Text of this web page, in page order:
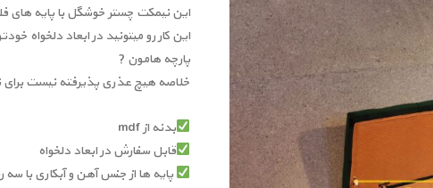
این نیمکت چستر خوشگل با پایه های
این کار رو میتونید در ابعاد دلخواه
پارچه هامون ?
خلاصه هیچ عذری پذیرفته نیست
بدنه از mdf
قابل سفارش در ابعاد دلخواه
پایه ها از جنس آهن و آبکاری با